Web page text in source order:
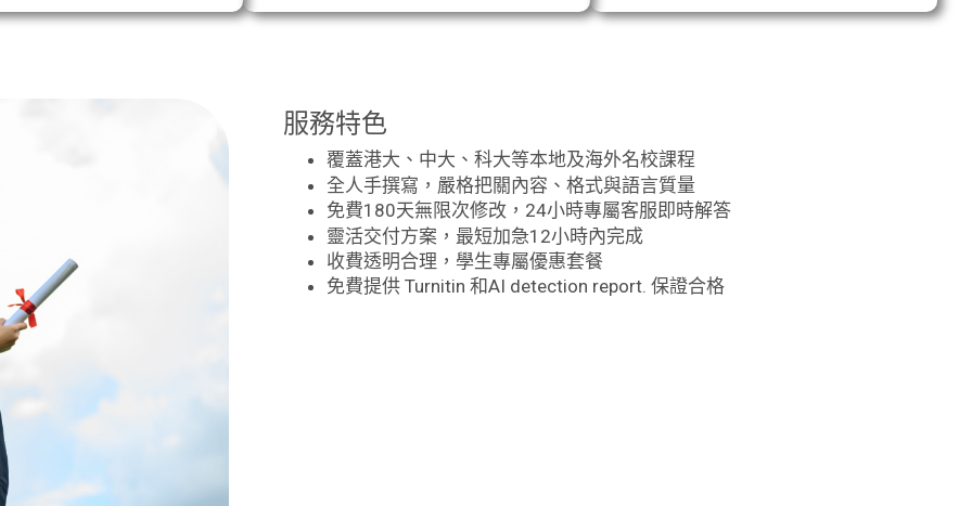
服務特色
覆蓋港大、中大、科大等本地及海外名校課程
全人手撰寫，嚴格把關內容、格式與語言質量
免費180天無限次修改，24小時專屬客服即時解答
靈活交付方案，最短加急12小時內完成
收費透明合理，學生專屬優惠套餐
免費提供 Turnitin 和AI detection report. 保證合格